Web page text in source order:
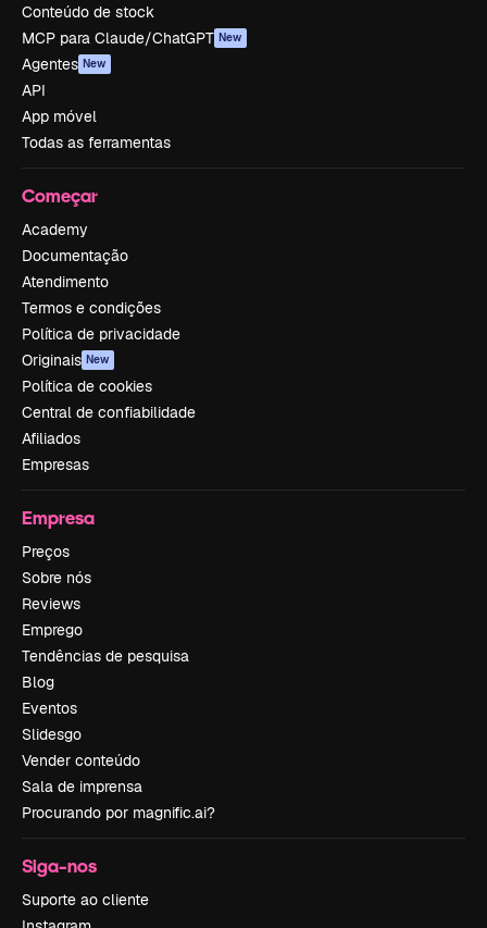
Conteúdo de stock
MCP para Claude/ChatGPT New
Agentes New
API
App móvel
Todas as ferramentas
Começar
Academy
Documentação
Atendimento
Termos e condições
Política de privacidade
Originais New
Política de cookies
Central de confiabilidade
Afiliados
Empresas
Empresa
Preços
Sobre nós
Reviews
Emprego
Tendências de pesquisa
Blog
Eventos
Slidesgo
Vender conteúdo
Sala de imprensa
Procurando por magnific.ai?
Siga-nos
Suporte ao cliente